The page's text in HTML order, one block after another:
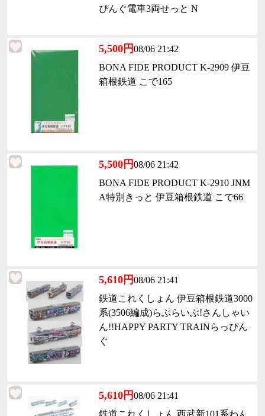
ぴんぐ電車3両せっと N
5,500円08/06 21:42
BONA FIDE PRODUCT K-2909 伊豆
箱根鉄道 こで165
5,500円08/06 21:42
BONA FIDE PRODUCT K-2910 JNM
A特別きっと 伊豆箱根鉄道 こで66
5,610円08/06 21:41
鉄道これくしょん 伊豆箱根鉄道3000
系(3506編成)らぶらいぶ!さんしゃい
ん!!HAPPY PARTY TRAINらっぴん
ぐ
5,610円08/06 21:41
鉄道これくしょん 西武新101系わん